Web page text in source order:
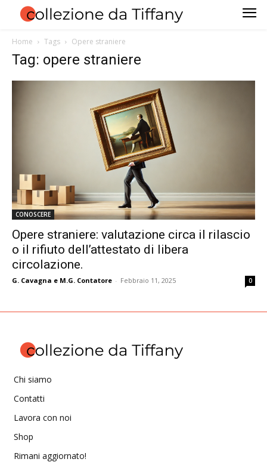
Home Tags Opere straniere
Tag: opere straniere
CONOSCERE
Opere straniere: valutazione circa il rilascio
o il rifiuto dell’attestato di libera
circolazione.
G. Cavagna e M.G. Contatore - Febbraio 11, 2025 0
Chi siamo
Contatti
Lavora con noi
Shop
Rimani aggiornato!